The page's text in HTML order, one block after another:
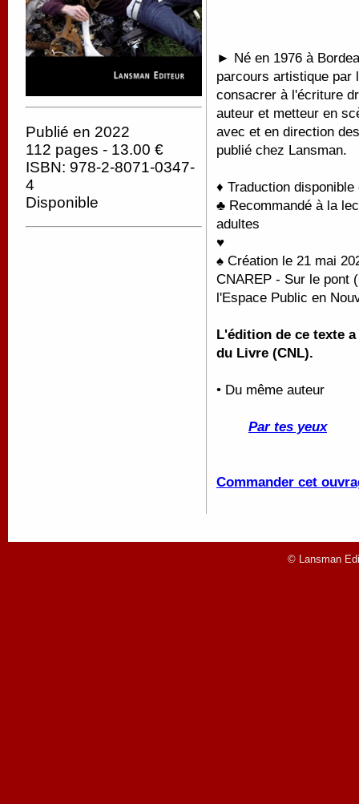
Publié en 2022
112 pages - 13.00 €
ISBN: 978-2-8071-0347-
4
Disponible
► Né en 1976 à
parcours artistique par
consacrer à l'écriture
auteur et metteur en
avec et en direction
publié chez Lansman.
♦ Traduction
♣ Recommandé à la
adultes
♥
♠ Création le 21 mai
CNAREP - Sur le pont
l'Espace Public en
L'édition de ce texte
du Livre (CNL).
• Du même auteur
Par tes yeux
Commander cet
© Lansman